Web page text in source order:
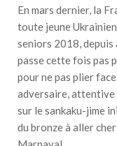
En mars dernier, la
toute jeune
seniors 2018, depuis
passe cette fois pas
pour ne pas plier
adversaire, attentive
sur le sankaku-jime
du bronze à aller